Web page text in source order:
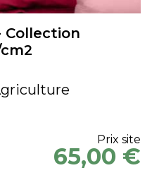
Collection
Prix site
65,00 €